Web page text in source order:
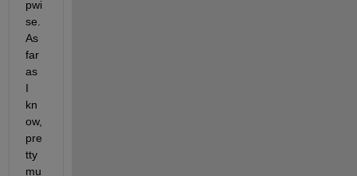
pwi
se.
As
far
as
I
kn
ow,
pre
tty
mu